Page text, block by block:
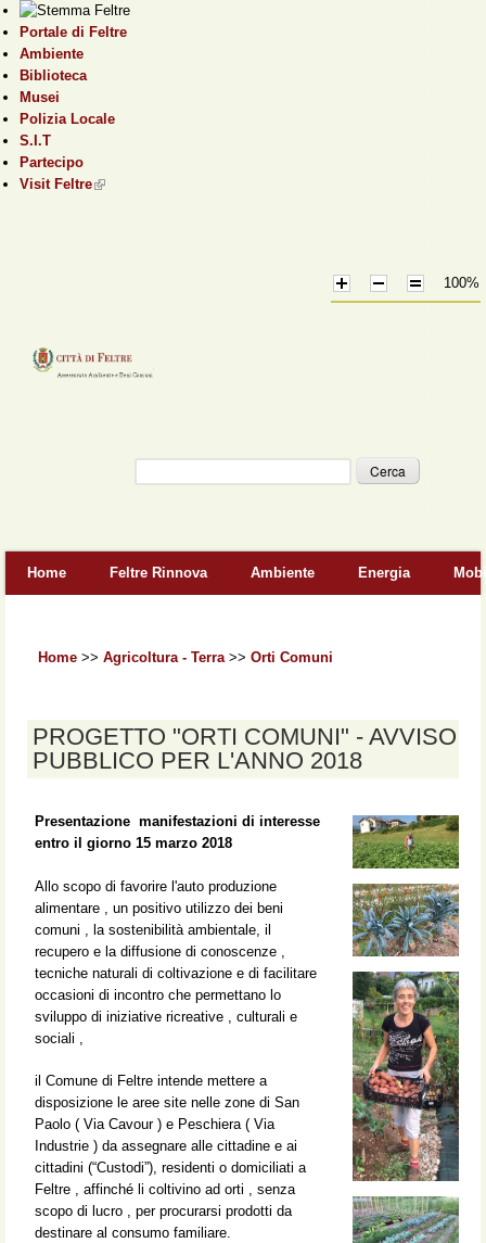
Portale di Feltre
Ambiente
Biblioteca
Musei
Polizia Locale
S.I.T
Partecipo
Visit Feltre(link is external)
100%
Home Feltre Rinnova Ambiente Energia
Home >> Agricoltura - Terra >> Orti Comuni
PROGETTO "ORTI COMUNI" - AVVISO
PUBBLICO PER L'ANNO 2018
Presentazione manifestazioni di interesse
entro il giorno 15 marzo 2018
Allo scopo di favorire l'auto produzione
alimentare , un positivo utilizzo dei beni
comuni , la sostenibilità ambientale, il
recupero e la diffusione di conoscenze ,
tecniche naturali di coltivazione e di facilitare
occasioni di incontro che permettano lo
sviluppo di iniziative ricreative , culturali e
sociali ,
il Comune di Feltre intende mettere a
disposizione le aree site nelle zone di San
Paolo ( Via Cavour ) e Peschiera ( Via
Industrie ) da assegnare alle cittadine e ai
cittadini (“Custodi”), residenti o domiciliati a
Feltre , affinché li coltivino ad orti , senza
scopo di lucro , per procurarsi prodotti da
destinare al consumo familiare.